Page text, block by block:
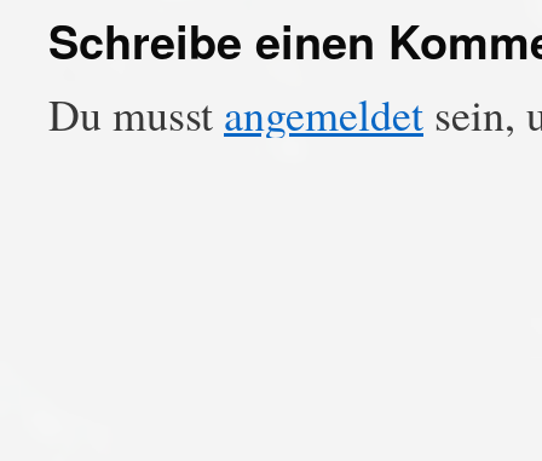
Schreibe einen
Du musst angemeldet sein,